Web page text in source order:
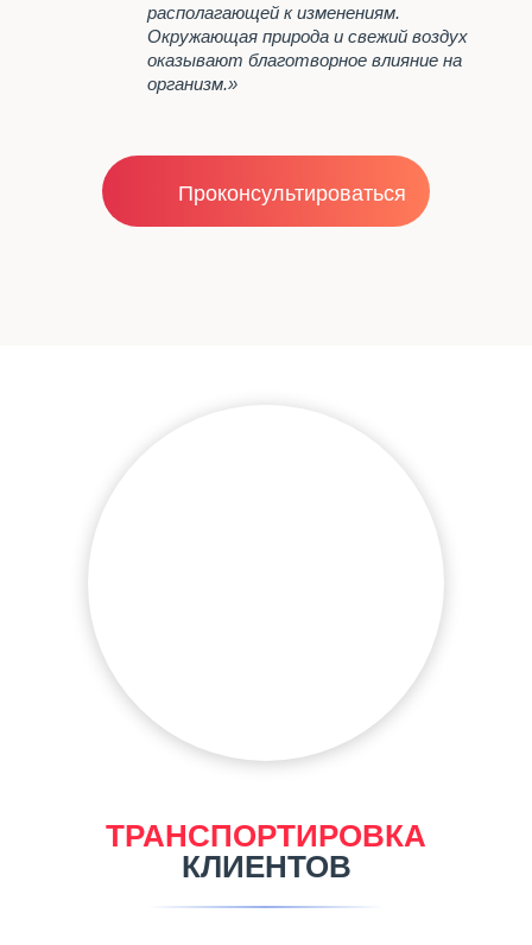
Контакты
располагающей к изменениям.
Окружающая природа и свежий воздух
оказывают благотворное влияние на
организм.»
Проконсультироваться
ТРАНСПОРТИРОВКА
КЛИЕНТОВ